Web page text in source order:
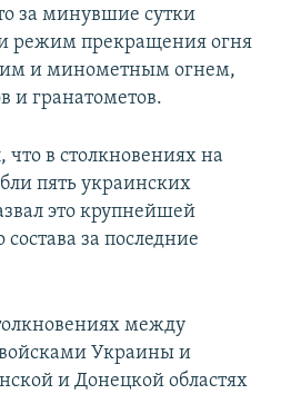
за минувшие сутки
режим прекращения огня
и минометным огнем,
и гранатометов.
что в столкновениях на
пять украинских
это крупнейшей
за последние
между
Украины и
и Донецкой областях